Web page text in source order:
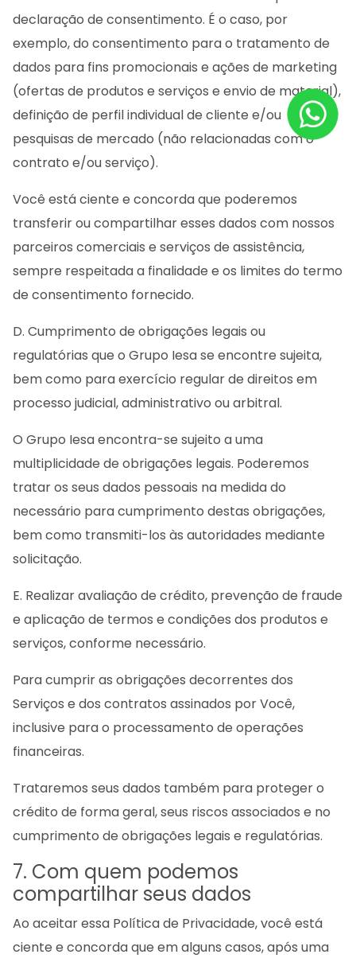
declaração de consentimento. É o caso, por
exemplo, do consentimento para o tratamento de
dados para fins promocionais e ações de marketing
(ofertas de produtos e serviços e envio de material),
definição de perfil individual de cliente e/ou
pesquisas de mercado (não relacionadas com o
contrato e/ou serviço).
Você está ciente e concorda que poderemos
transferir ou compartilhar esses dados com nossos
parceiros comerciais e serviços de assistência,
sempre respeitada a finalidade e os limites do termo
de consentimento fornecido.
D. Cumprimento de obrigações legais ou
regulatórias que o Grupo Iesa se encontre sujeita,
bem como para exercício regular de direitos em
processo judicial, administrativo ou arbitral.
O Grupo Iesa encontra-se sujeito a uma
multiplicidade de obrigações legais. Poderemos
tratar os seus dados pessoais na medida do
necessário para cumprimento destas obrigações,
bem como transmiti-los às autoridades mediante
solicitação.
E. Realizar avaliação de crédito, prevenção de fraude
e aplicação de termos e condições dos produtos e
serviços, conforme necessário.
Para cumprir as obrigações decorrentes dos
Serviços e dos contratos assinados por Você,
inclusive para o processamento de operações
financeiras.
Trataremos seus dados também para proteger o
crédito de forma geral, seus riscos associados e no
cumprimento de obrigações legais e regulatórias.
7. Com quem podemos
compartilhar seus dados
Ao aceitar essa Política de Privacidade, você está
ciente e concorda que em alguns casos, após uma